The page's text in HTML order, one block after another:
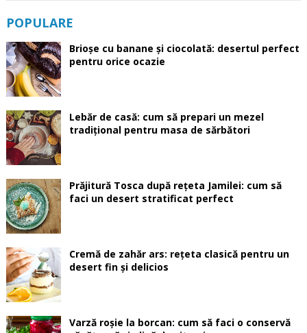
POPULARE
Brioșe cu banane și ciocolată: desertul perfect
pentru orice ocazie
Lebăr de casă: cum să prepari un mezel
tradițional pentru masa de sărbători
Prăjitură Tosca după rețeta Jamilei: cum să
faci un desert stratificat perfect
Cremă de zahăr ars: rețeta clasică pentru un
desert fin și delicios
Varză roșie la borcan: cum să faci o conservă